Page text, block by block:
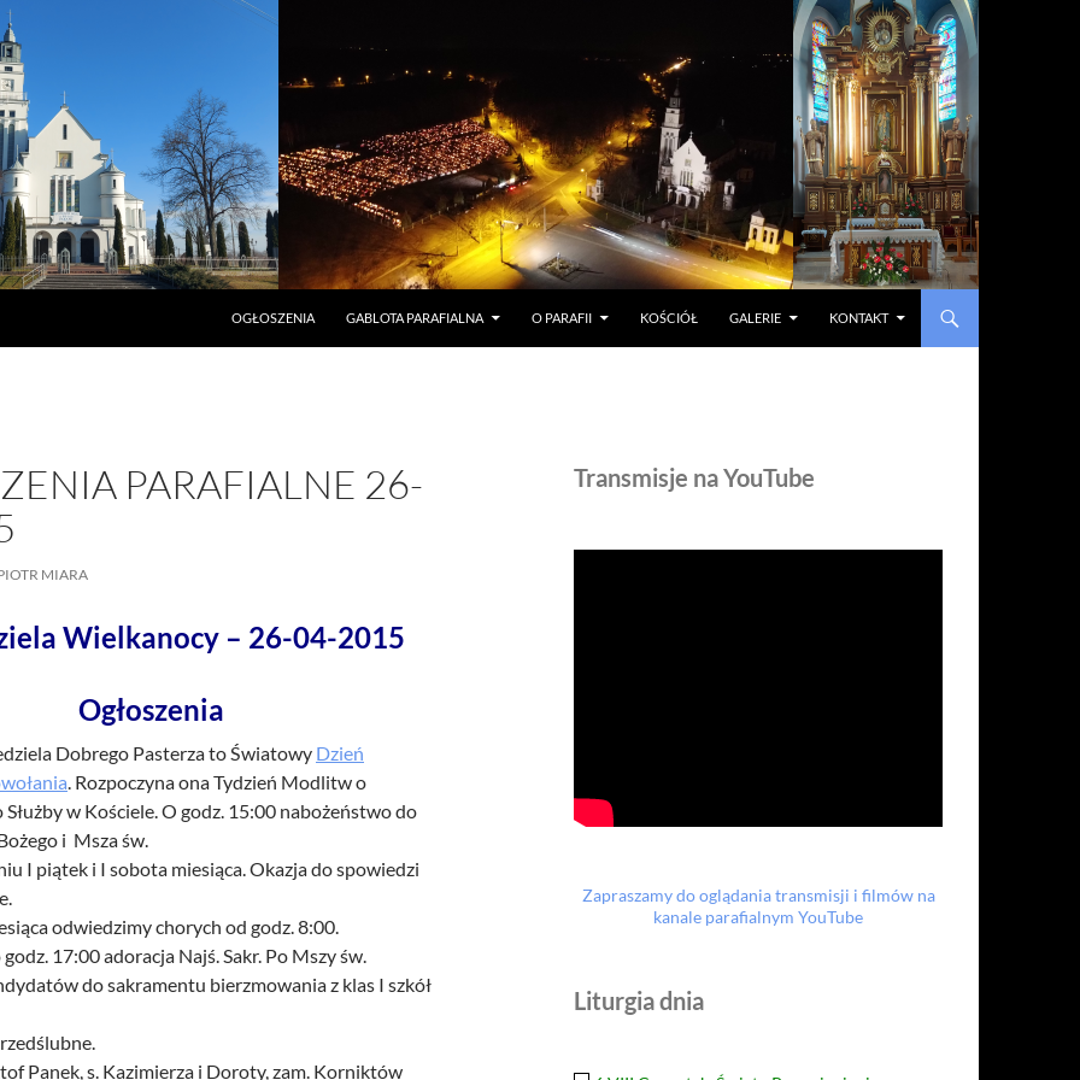
OGŁOSZENIA
GABLOTA PARAFIALNA O PARAFII KOŚCIÓŁ GALERIE KONTAKT
PARAFIALNE 26-
MIARA
Wielkanocy – 26-04-2015
Ogłoszenia
Dobrego Pasterza to Światowy Dzień
. Rozpoczyna ona Tydzień Modlitw o
Służby w Kościele. O godz. 15:00 nabożeństwo do
i Msza św.
I piątek i I sobota miesiąca. Okazja do spowiedzi
odwiedzimy chorych od godz. 8:00.
17:00 adoracja Najś. Sakr. Po Mszy św.
do sakramentu bierzmowania z klas I szkół
Panek, s. Kazimierza i Doroty, zam. Korniktów
Transmisje na YouTube
Zapraszamy do oglądania transmisji i filmów na
kanale parafialnym YouTube
Liturgia dnia